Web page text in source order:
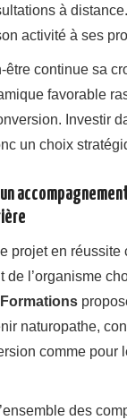
à
activité à ses
être continue sa
favorable
Investir
un choix
un
projet en réussite
de l’organisme
naturopathe,
comme pour
des